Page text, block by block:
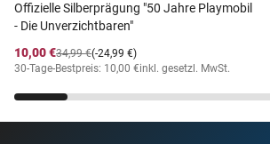
Offizielle Silberprägung "50 Jahre Playmobil
- Die Unverzichtbaren"
10,00 €
(-24,99 €)
34,99 €
30-Tage-Bestpreis: 10,00 €inkl. gesetzl. MwSt.